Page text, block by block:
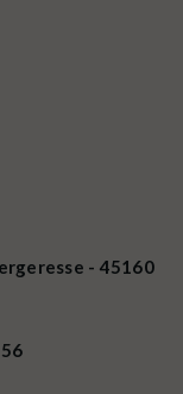
- 45160